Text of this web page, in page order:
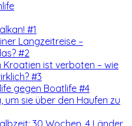
#1
Langzeitreise –
#2
Kroatien ist verboten – wie
#3
gegen Boatlife #4
um sie über den Haufen zu
30 Wochen, 4 Länder